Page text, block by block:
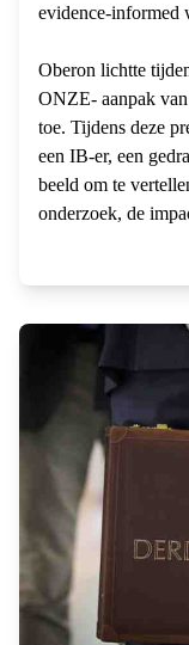
evidence-informed
Oberon lichtte
ONZE- aanpak
toe. Tijdens deze
een IB-er, een
beeld om te
onderzoek, de